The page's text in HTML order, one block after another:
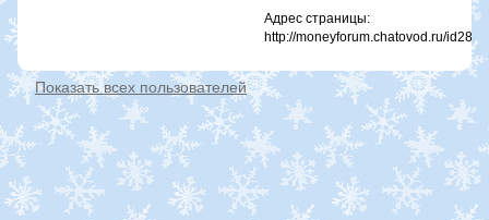
Адрес страницы:
http://moneyforum.chatovod.ru/
Показать всех пользователей